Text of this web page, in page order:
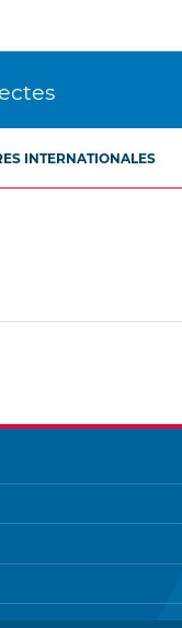
INTERNATIONALES